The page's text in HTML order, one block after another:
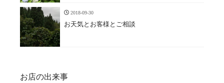
2018-09-30
お天気とお客様とご相談
お店の出来事